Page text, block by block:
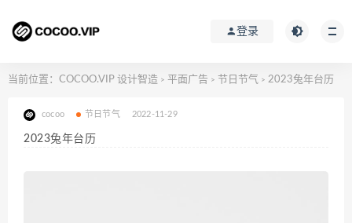
登录
当前位置： COCOO.VIP 设计智造 > 平面广告 > 节日节气 > 2023兔年台历
cocoo 节日节气 2022-11-29
2023兔年台历